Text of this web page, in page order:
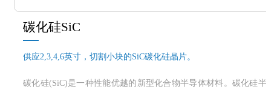
碳化硅SiC
供应2,3,4,6英寸，切割小块的SiC碳化硅晶片。
碳化硅(SiC)是一种性能优越的新型化合物半导体材料。碳化硅半